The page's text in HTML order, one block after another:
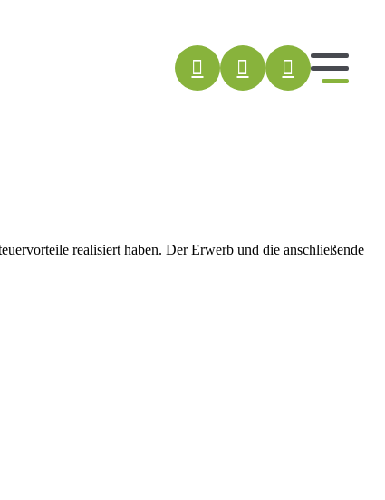
realisiert haben. Der Erwerb und die anschließende